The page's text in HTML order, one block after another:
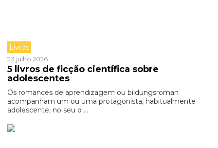
Livros
23 julho 2026
5 livros de ficção científica sobre
adolescentes
Os romances de aprendizagem ou bildungsroman
acompanham um ou uma protagonista, habitualmente
adolescente, no seu d ...